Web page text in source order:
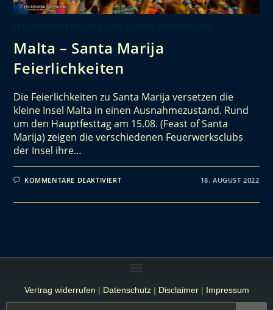
Malta – Santa Marija
Feierlichkeiten
Die Feierlichkeiten zu Santa Marija versetzen die
kleine Insel Malta in einen Ausnahmezustand. Rund
um den Hauptfesttag am 15.08. (Feast of Santa
Marija) zeigen die verschiedenen Feuerwerksclubs
der Insel ihre…
KOMMENTARE DEAKTIVIERT 18. AUGUST 2022
Vertrag widerrufen | Datenschutz| Disclaimer| Impressum